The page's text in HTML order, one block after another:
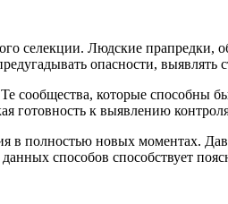
селекции. Людские прапредки,
опасности, выявлять
сообщества, которые способны
к выявлению
в полностью новых моментах.
способов способствует